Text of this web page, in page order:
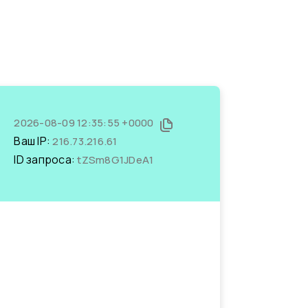
2026-08-09 12:35:55 +0000
Ваш IP:216.73.216.61
ID запроса:tZSm8G1JDeA1